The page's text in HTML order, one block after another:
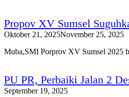
Propov XV Sumsel
Oktober 21, 2025November 25, 2025
Muba,SMI Porprov XV Sumsel 2025
PU PR, Perbaiki Jalan 2
September 19, 2025